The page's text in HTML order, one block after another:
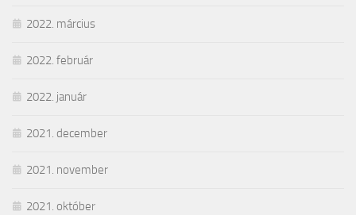
2022. március
2022. február
2022. január
2021. december
2021. november
2021. október